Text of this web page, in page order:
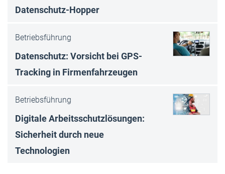
Datenschutz-Hop­per
Betriebsführung
Datenschutz: Vorsicht bei GPS-
Tracking in Firmenfahrzeugen
Betriebsführung
Digitale Arbeitsschutzlösungen:
Sicherheit durch neue
Technologien